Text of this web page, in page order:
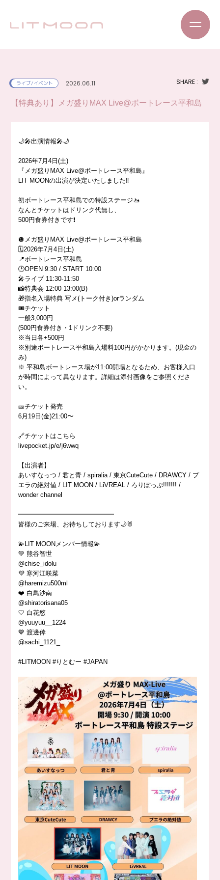
ライブ/イベント 2026.06.11 SHARE :
【特典あり】メガ盛りMAX Live@ボートレース平和島
🌙🎤出演情報🎤🌙
2026年7月4日(土)
『メガ盛りMAX Live@ボートレース平和島』
LIT MOONの出演が決定いたしました‼️
初ボートレース平和島での特設ステージ🚤
なんとチケットはドリンク代無し、
500円食券付きです❗️
🪩メガ盛りMAX Live@ボートレース平和島
🗓️2026年7月4日(土)
📍ボートレース平和島
🕒OPEN 9:30 / START 10:00
🎤ライブ 11:30-11:50
📸特典会 12:00-13:00(B)
🎁指名入場特典 写メ(トーク付き)orランダム
🎟️チケット
一般3,000円
(500円食券付き・1ドリンク不要)
※当日各+500円
※別途ボートレース平和島入場料100円がかかります。(現金の
み)
※ 平和島ボートレース場が11:00開場となるため、お客様入口
が時間によって異なります。詳細は添付画像をご参照くださ
い。
🎫チケット発売
6月19日(金)21:00〜
🔗チケットはこちら
livepocket.jp/e/j6wwq
【出演者】
あいすなっつ / 君と青 / spiralia / 東京CuteCute / DRAWCY / プ
エラの絶対値 / LIT MOON / LiVREAL / ろりぽっぷ!!!!!!! /
wonder channel
━━━━━━━━━━━━━━━
皆様のご来場、お待ちしております🌙🐰
💫LIT MOONメンバー情報💫
💚 熊谷智世
@chise_idolu
💜 寒河江咲菜
@haremizu500ml
❤️ 白鳥沙南
@shiratorisana05
🤍 白花悠
@yuuyuu__1224
💙 渡邊倖
@sachi_1121_
#LITMOON #りとむー #JAPAN